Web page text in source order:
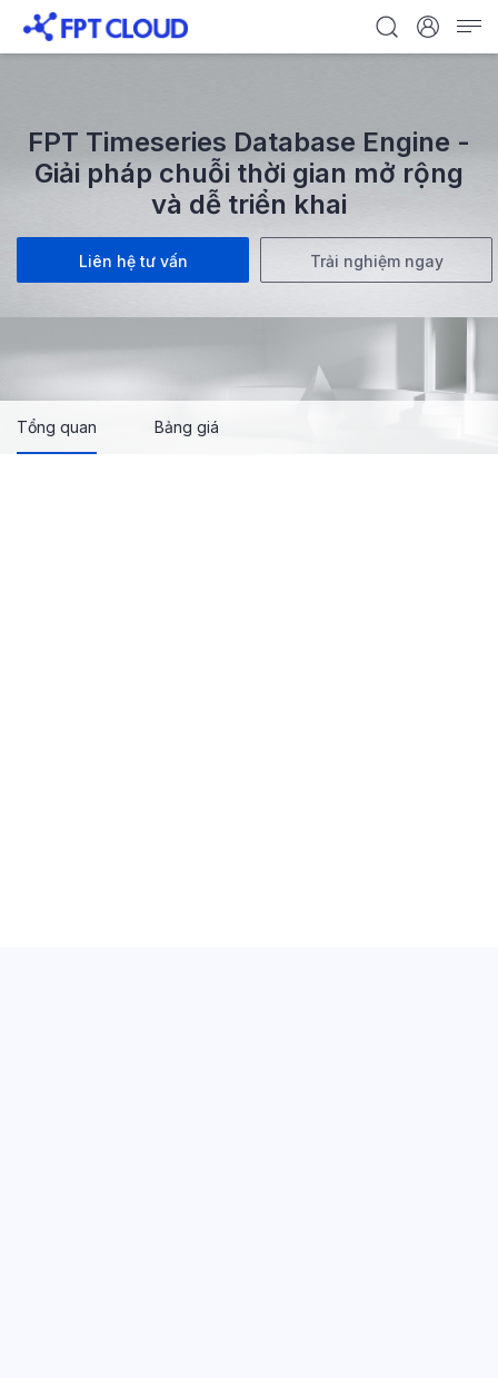
FPT Timeseries Database Engine -
Giải pháp chuỗi thời gian mở rộng
và dễ triển khai
Liên hệ tư vấn Trải nghiệm ngay
Tổng quan Bảng giá